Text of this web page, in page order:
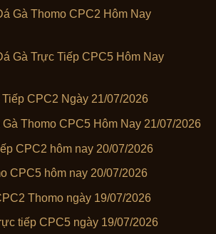
Gà Thomo CPC2 Hôm Nay
Gà Trực Tiếp CPC5 Hôm Nay
CPC2 Ngày 21/07/2026
Thomo CPC5 Hôm Nay 21/07/2026
CPC2 hôm nay 20/07/2026
CPC5 hôm nay 20/07/2026
Thomo ngày 19/07/2026
tiếp CPC5 ngày 19/07/2026